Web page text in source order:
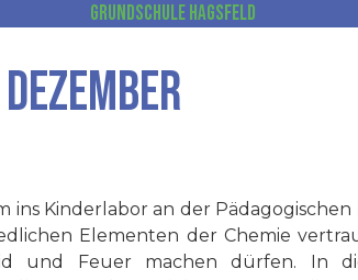
Grundschule Hagsfeld
ins Kinderlabor an der
Elementen der Chemie
und Feuer machen dürfen. In